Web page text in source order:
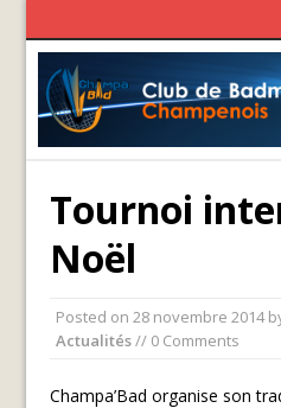
Tournoi
Noël
Posted on28 novembre 2014
Actualités// 0 Comments
Champa’Bad organise son